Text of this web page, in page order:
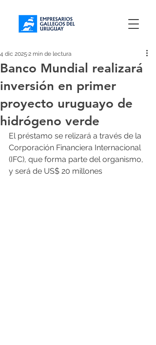
Banco Mundial realizará
inversión en primer
proyecto uruguayo de
hidrógeno verde
4 dic 2025 2 min de lectura
El préstamo se relizará a través de la
Corporación Financiera Internacional
(IFC), que forma parte del organismo,
y será de US$ 20 millones